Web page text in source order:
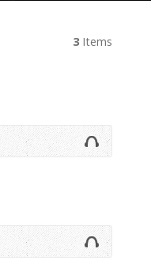
3 Items